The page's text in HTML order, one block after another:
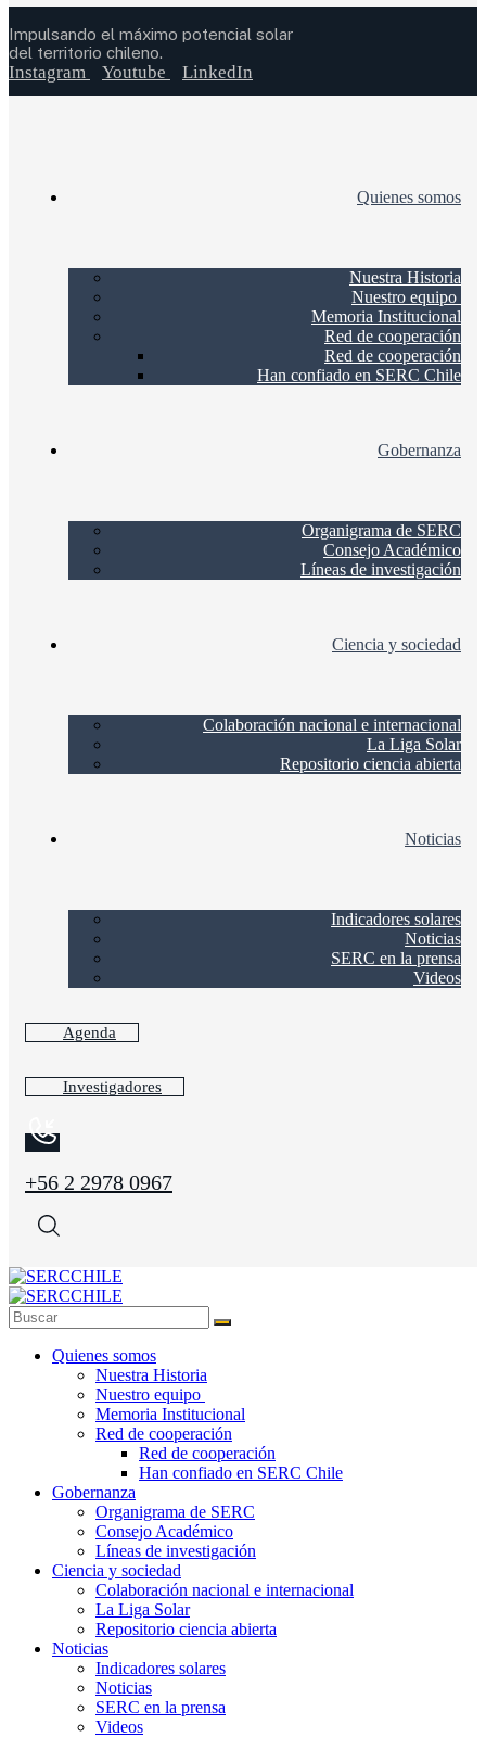
Impulsando el máximo potencial solar
del territorio chileno.
Instagram Youtube LinkedIn
Quienes somos
Nuestra Historia
Nuestro equipo
Memoria Institucional
Red de cooperación
Red de cooperación
Han confiado en SERC Chile
Gobernanza
Organigrama de SERC
Consejo Académico
Líneas de investigación
Ciencia y sociedad
Colaboración nacional e internacional
La Liga Solar
Repositorio ciencia abierta
Noticias
Indicadores solares
Noticias
SERC en la prensa
Videos
Agenda
Investigadores
+56 2 2978 0967
Quienes somos
Nuestra Historia
Nuestro equipo
Memoria Institucional
Red de cooperación
Red de cooperación
Han confiado en SERC Chile
Gobernanza
Organigrama de SERC
Consejo Académico
Líneas de investigación
Ciencia y sociedad
Colaboración nacional e internacional
La Liga Solar
Repositorio ciencia abierta
Noticias
Indicadores solares
Noticias
SERC en la prensa
Videos